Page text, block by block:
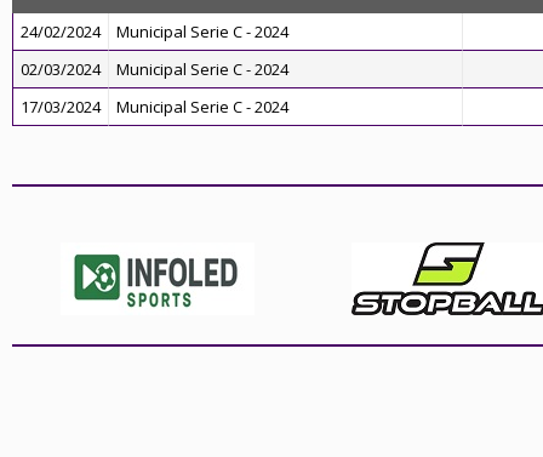
24/02/2024
Municipal Serie C - 2024
02/03/2024
Municipal Serie C - 2024
17/03/2024
Municipal Serie C - 2024